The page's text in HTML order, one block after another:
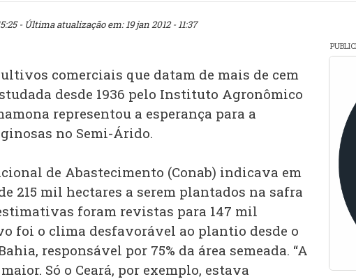
- Última atualização em: 19 jan 2012 - 11:37
comerciais que datam de mais de cem
desde 1936 pelo Instituto Agronômico
representou a esperança para a
no Semi-Árido.
de Abastecimento (Conab) indicava em
215 mil hectares a serem plantados na safra
foram revistas para 147 mil
foi o clima desfavorável ao plantio desde o
responsável por 75% da área semeada. “A
Só o Ceará, por exemplo, estava